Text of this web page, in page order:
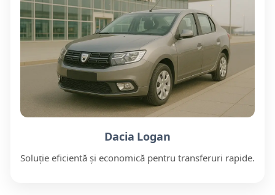
Dacia Logan
Soluție eficientă și economică pentru transferuri rapide.